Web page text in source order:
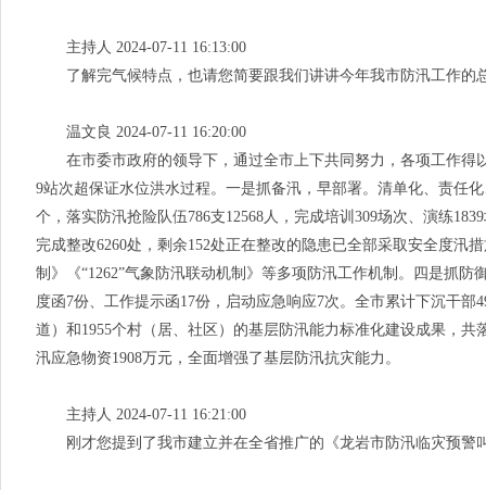
主持人 2024-07-11 16:13:00
了解完气候特点，也请您简要跟我们讲讲今年我市防汛工作的
温文良 2024-07-11 16:20:00
在市委市政府的领导下，通过全市上下共同努力，各项工作得
9站次超保证水位洪水过程。一是抓备汛，早部署。清单化、责任
个，落实防汛抢险队伍786支12568人，完成培训309场次、演练
完成整改6260处，剩余152处正在整改的隐患已全部采取安全度汛
制》《“1262”气象防汛联动机制》等多项防汛工作机制。四是抓
度函7份、工作提示函17份，启动应急响应7次。全市累计下沉干
道）和1955个村（居、社区）的基层防汛能力标准化建设成果，共
汛应急物资1908万元，全面增强了基层防汛抗灾能力。
主持人 2024-07-11 16:21:00
刚才您提到了我市建立并在全省推广的《龙岩市防汛临灾预警